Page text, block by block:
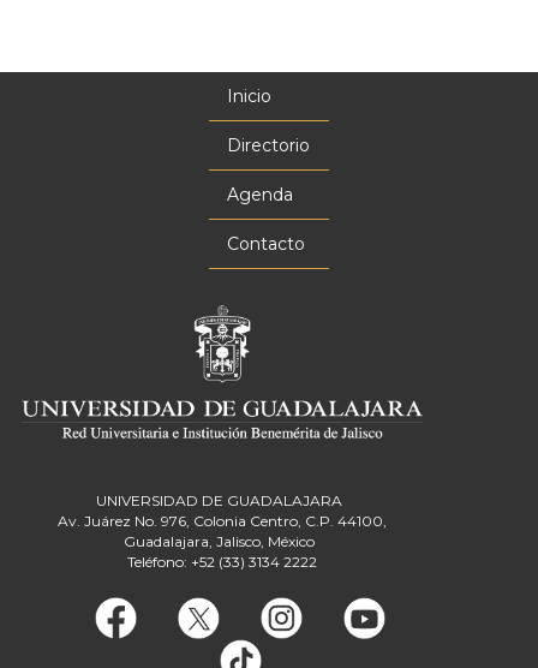
Inicio
Directorio
Agenda
Contacto
UNIVERSIDAD DE GUADALAJARA
Av. Juárez No. 976, Colonia Centro, C.P. 44100,
Guadalajara, Jalisco, México
Teléfono: +52 (33) 3134 2222